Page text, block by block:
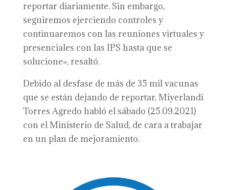
reportar diariamente. Sin embargo,
seguiremos ejerciendo controles y
continuaremos con las reuniones virtuales y
presenciales con las IPS hasta que se
solucione», resaltó.
Debido al desfase de más de 35 mil vacunas
que se están dejando de reportar, Miyerlandi
Torres Agredo habló el sábado (25.09.2021)
con el Ministerio de Salud, de cara a trabajar
en un plan de mejoramiento.